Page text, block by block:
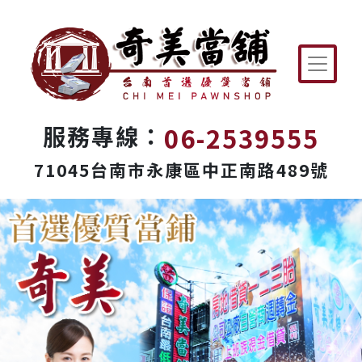
服務專線： 06-2539555
71045台南市永康區中正南路489號
Previous Next